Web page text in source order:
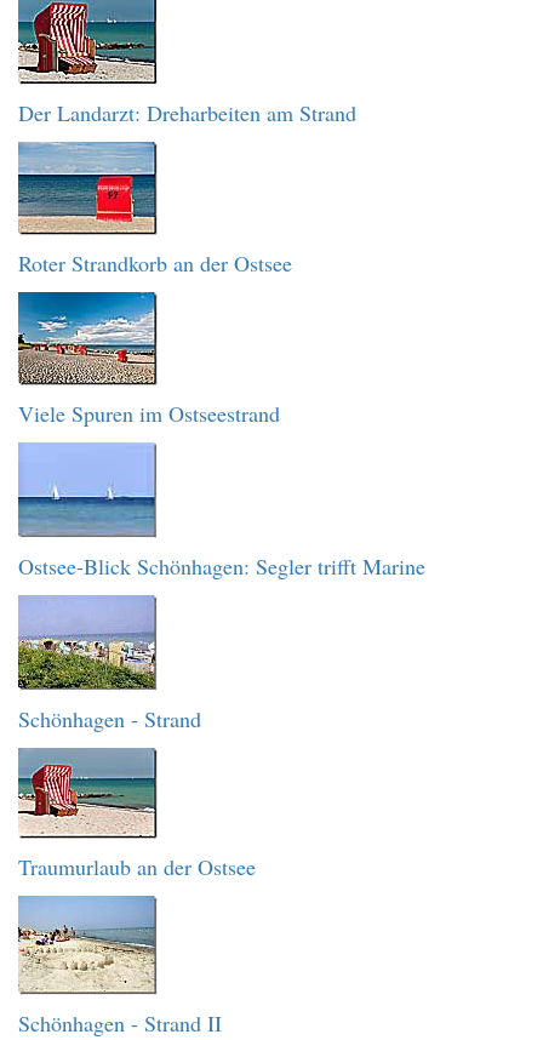
Der Landarzt: Dreharbeiten am Strand
Roter Strandkorb an der Ostsee
Viele Spuren im Ostseestrand
Ostsee-Blick Schönhagen: Segler trifft Marine
Schönhagen - Strand
Traumurlaub an der Ostsee
Schönhagen - Strand II